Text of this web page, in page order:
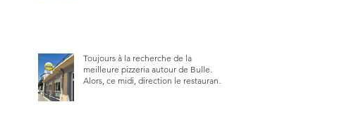
Toujours à la recherche de la
meilleure pizzeria autour de Bulle.
Alors, ce midi, direction le restaurant